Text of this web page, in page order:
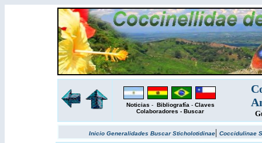
Noticias - Bibliografía - Claves
Colaboradores - Buscar
Inicio Generalidades BuscarSticholotidinae| Coccidulinae